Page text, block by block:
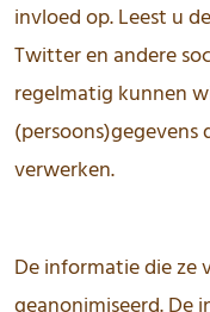
invloed op. Leest u
Twitter en andere
regelmatig kunnen
(persoons)gegevens
verwerken.
De informatie die ze